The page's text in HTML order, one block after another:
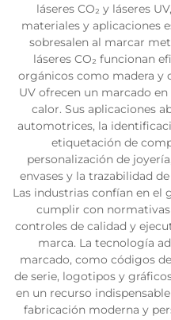
láseres CO₂ y láseres
materiales y aplicaciones
sobresalen al marcar
láseres CO₂ funcionan
orgánicos como madera y
UV ofrecen un marcado
calor. Sus aplicaciones
automotrices, la
etiquetación de
personalización de
envases y la trazabilidad
Las industrias confían en el
cumplir con
controles de calidad y
marca. La tecnología
marcado, como códigos
de serie, logotipos y
en un recurso
fabricación moderna y